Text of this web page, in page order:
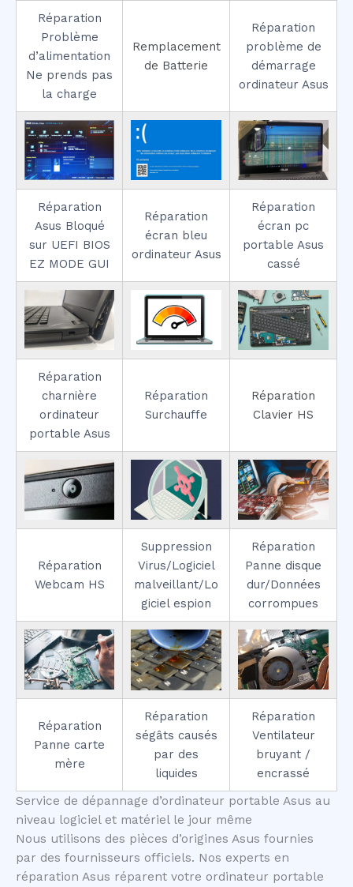
Réparation
Problème
d’alimentation
Ne prends pas
la charge
Remplacement
de Batterie
Réparation
problème de
démarrage
ordinateur Asus
Réparation
Asus Bloqué
sur UEFI BIOS
EZ MODE GUI
Réparation
écran bleu
ordinateur Asus
Réparation
écran pc
portable Asus
cassé
Réparation
charnière
ordinateur
portable Asus
Réparation
Surchauffe
Réparation
Clavier HS
Réparation
Webcam HS
Suppression
Virus/Logiciel
malveillant/Lo
giciel espion
Réparation
Panne disque
dur/Données
corrompues
Réparation
Panne carte
mère
Réparation
ségâts causés
par des
liquides
Réparation
Ventilateur
bruyant /
encrassé
Service de dépannage d’ordinateur portable Asus au
niveau logiciel et matériel le jour même
Nous utilisons des pièces d’origines Asus fournies
par des fournisseurs officiels. Nos experts en
réparation Asus réparent votre ordinateur portable